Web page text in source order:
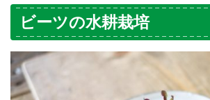
ビーツの水耕栽培